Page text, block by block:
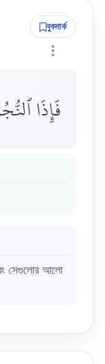
বুকমার্ক
فَإِذَا
সেগুলোর আলো